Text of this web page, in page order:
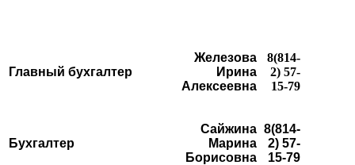
Главный бухгалтер
Железова
Ирина
Алексеевна
8(814-
2) 57-
15-79
Бухгалтер
Сайжина
Марина
Борисовна
8(814-
2) 57-
15-79